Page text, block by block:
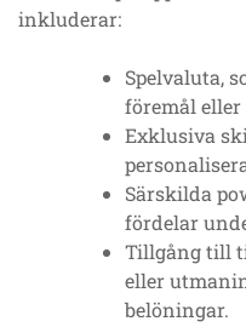
inkluderar:
Spelvaluta,
föremål
Exklusiva
Särskilda
fördelar
Tillgång till
eller
belöningar.